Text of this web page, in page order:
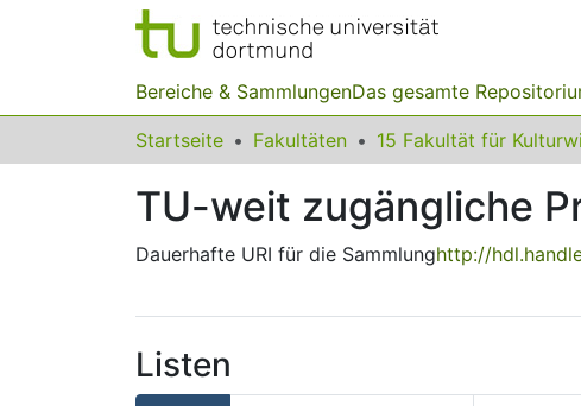
Bereiche & SammlungenDas gesamte
Startseite Fakultäten
TU-weit zugängliche
Dauerhafte URI für die Sammlunghttp://
Listen